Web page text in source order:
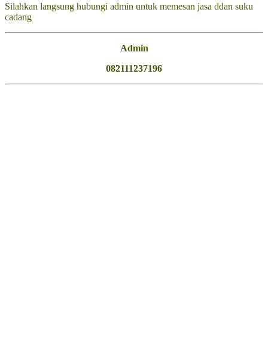
Silahkan langsung hubungi admin untuk memesan jasa ddan suku
cadang
Admin
082111237196